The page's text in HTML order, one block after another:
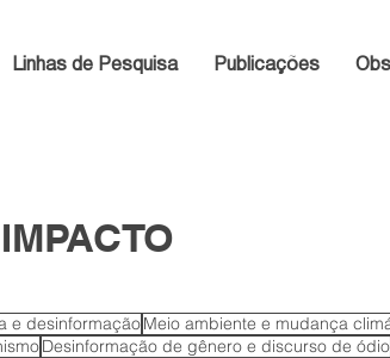
Linhas de Pesquisa Publicações
e desinformaçãoMeio ambiente e mudança
Desinformação de gênero e discurso de ódio